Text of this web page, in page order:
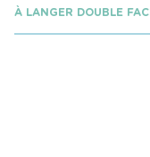
À LANGER DOUBLE